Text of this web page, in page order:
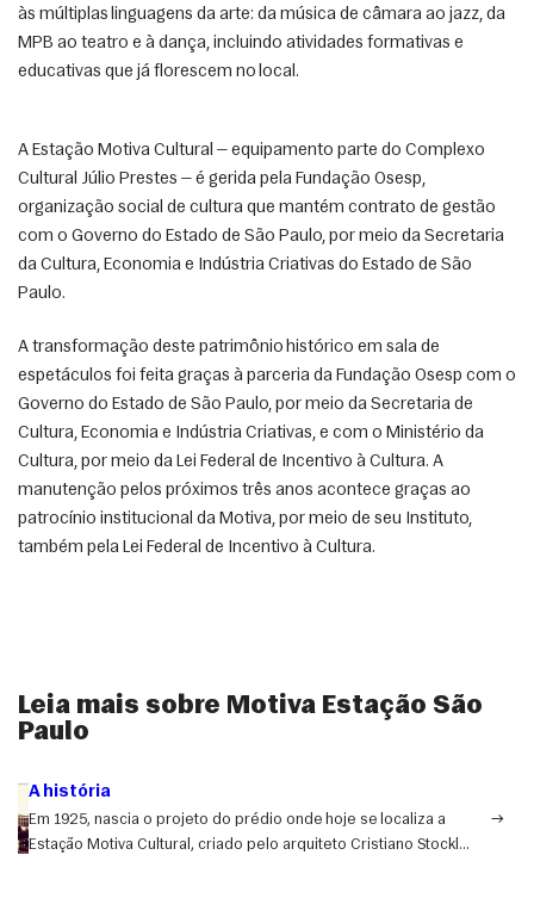
às múltiplas linguagens da arte: da música de câmara ao jazz, da
MPB ao teatro e à dança, incluindo atividades formativas e
educativas que já florescem no local.
A Estação Motiva Cultural — equipamento parte do Complexo
Cultural Júlio Prestes — é gerida pela Fundação Osesp,
organização social de cultura que mantém contrato de gestão
com o Governo do Estado de São Paulo, por meio da Secretaria
da Cultura, Economia e Indústria Criativas do Estado de São
Paulo.
A transformação deste patrimônio histórico em sala de
espetáculos foi feita graças à parceria da Fundação Osesp com o
Governo do Estado de São Paulo, por meio da Secretaria de
Cultura, Economia e Indústria Criativas, e com o Ministério da
Cultura, por meio da Lei Federal de Incentivo à Cultura. A
manutenção pelos próximos três anos acontece graças ao
patrocínio institucional da Motiva, por meio de seu Instituto,
também pela Lei Federal de Incentivo à Cultura.
Leia mais sobre Motiva Estação São
Paulo
A história
Em 1925, nascia o projeto do prédio onde hoje se localiza a
Estação Motiva Cultural, criado pelo arquiteto Cristiano Stockler